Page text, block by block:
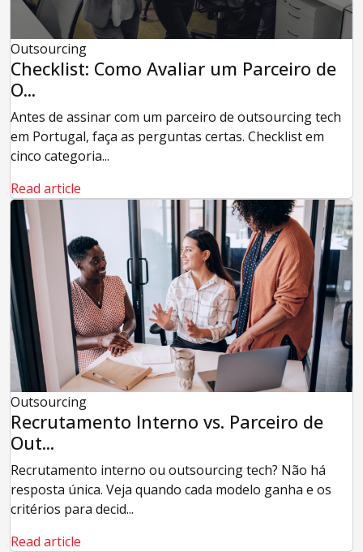
Outsourcing
Checklist: Como Avaliar um Parceiro de
O...
Antes de assinar com um parceiro de outsourcing tech
em Portugal, faça as perguntas certas. Checklist em
cinco categoria...
Read article
Outsourcing
Recrutamento Interno vs. Parceiro de
Out...
Recrutamento interno ou outsourcing tech? Não há
resposta única. Veja quando cada modelo ganha e os
critérios para decid...
Read article